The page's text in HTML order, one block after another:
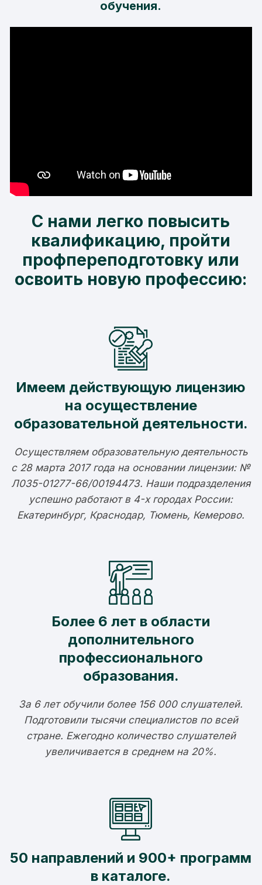
обучения.
С нами легко повысить
квалификацию, пройти
профпереподготовку или
освоить новую профессию:
Имеем действующую лицензию
на осуществление
образовательной деятельности.
Осуществляем образовательную деятельность
с 28 марта 2017 года на основании лицензии: №
Л035-01277-66/00194473. Наши подразделения
успешно работают в 4-х городах России:
Екатеринбург, Краснодар, Тюмень, Кемерово.
Более 6 лет в области
дополнительного
профессионального
образования.
За 6 лет обучили более 156 000 слушателей.
Подготовили тысячи специалистов по всей
стране. Ежегодно количество слушателей
увеличивается в среднем на 20%.
50 направлений и 900+ программ
в каталоге.